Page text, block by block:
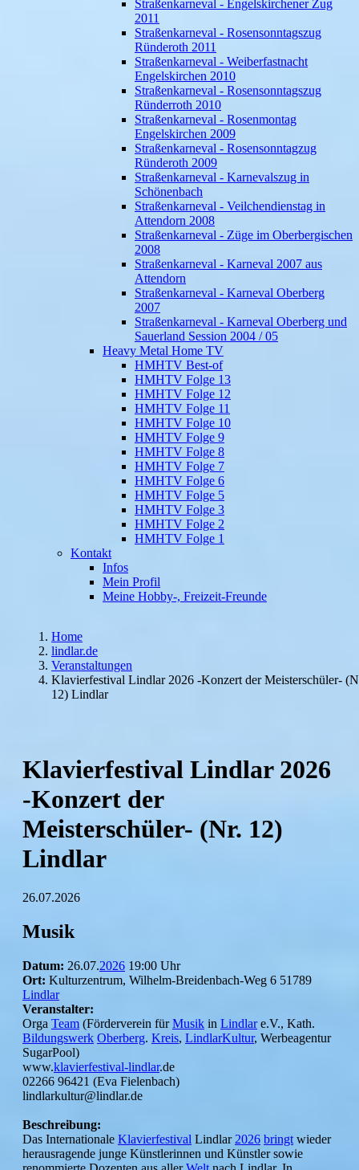
Straßenkarneval - Engelskirchener Zug
2011
Straßenkarneval - Rosensonntagszug
Ründeroth 2011
Straßenkarneval - Weiberfastnacht
Engelskirchen 2010
Straßenkarneval - Rosensonntagszug
Ründerroth 2010
Straßenkarneval - Rosenmontag
Engelskirchen 2009
Straßenkarneval - Rosensonntagzug
Ründeroth 2009
Straßenkarneval - Karnevalszug in
Schönenbach
Straßenkarneval - Veilchendienstag in
Attendorn 2008
Straßenkarneval - Züge im Oberbergischen
2008
Straßenkarneval - Karneval 2007 aus
Attendorn
Straßenkarneval - Karneval Oberberg
2007
Straßenkarneval - Karneval Oberberg und
Sauerland Session 2004 / 05
Heavy Metal Home TV
HMHTV Best-of
HMHTV Folge 13
HMHTV Folge 12
HMHTV Folge 11
HMHTV Folge 10
HMHTV Folge 9
HMHTV Folge 8
HMHTV Folge 7
HMHTV Folge 6
HMHTV Folge 5
HMHTV Folge 3
HMHTV Folge 2
HMHTV Folge 1
Kontakt
Infos
Mein Profil
Meine Hobby-, Freizeit-Freunde
Home
lindlar.de
Veranstaltungen
Klavierfestival Lindlar 2026 -Konzert der Meisterschüler-
12) Lindlar
Klavierfestival Lindlar 2026
-Konzert der
Meisterschüler- (Nr. 12)
Lindlar
26.07.2026
Musik
Datum: 26.07.2026 19:00 Uhr
Ort: Kulturzentrum, Wilhelm-Breidenbach-Weg 6 51789
Lindlar
Veranstalter:
Orga Team (Förderverein fürMusik in Lindlare.V., Kath.
Bildungswerk Oberberg. Kreis, LindlarKultur, Werbeagentur
SugarPool)
www.klavierfestival-lindlar.de
02266 96421 (Eva Fielenbach)
lindlarkultur@lindlar.de
Beschreibung:
Das Internationale Klavierfestival Lindlar 2026 bringt wieder
herausragende junge Künstlerinnen und Künstler sowie